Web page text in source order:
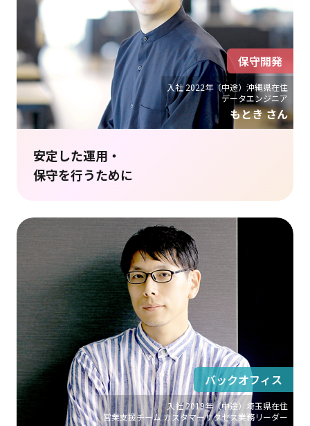
入社 2022年（中途）沖縄県在住
データエンジニア
もとき さん
保守開発
安定した運用・
保守を行うために
入社 2019年（中途）埼玉県在住
営業支援チーム カスタマーサクセス業務リーダー
バックオフィス